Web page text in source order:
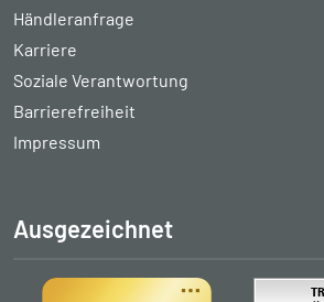
Händleranfrage
Karriere
Soziale Verantwortung
Barrierefreiheit
Impressum
Ausgezeichnet